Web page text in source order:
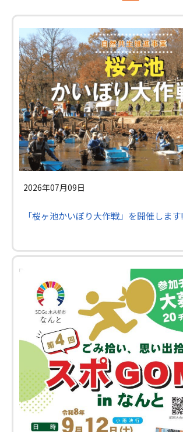
2026年07月09日
「桜ヶ池かいぼり大作戦」を開催します!